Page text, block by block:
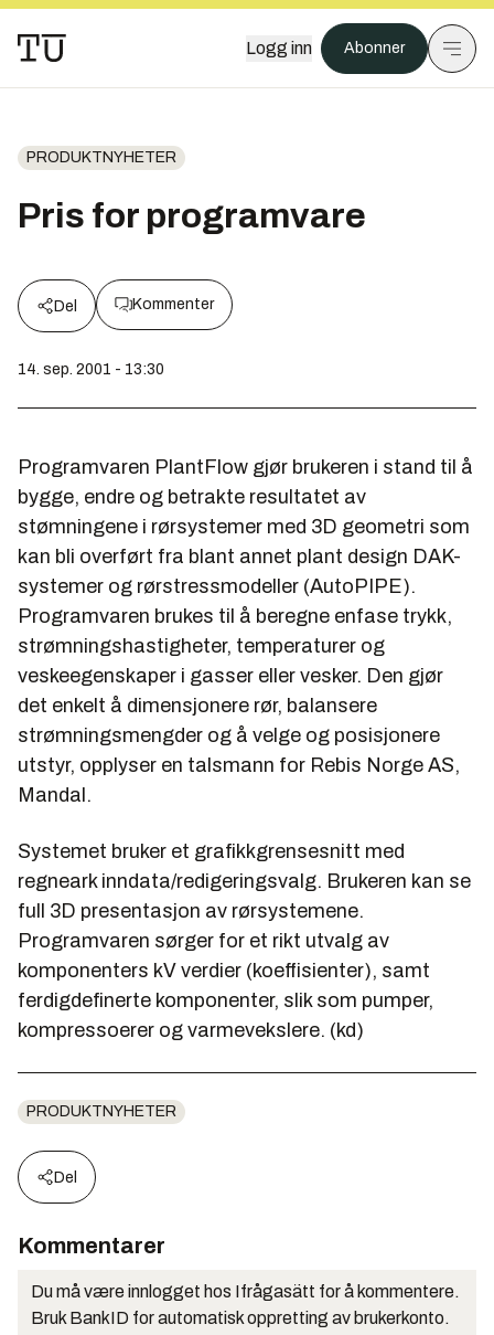
Logg inn Abonner
PRODUKTNYHETER
Pris for programvare
Del Kommenter
14. sep. 2001 - 13:30
Programvaren PlantFlow gjør brukeren i stand til å
bygge, endre og betrakte resultatet av
stømningene i rørsystemer med 3D geometri som
kan bli overført fra blant annet plant design DAK-
systemer og rørstressmodeller (AutoPIPE).
Programvaren brukes til å beregne enfase trykk,
strømningshastigheter, temperaturer og
veskeegenskaper i gasser eller vesker. Den gjør
det enkelt å dimensjonere rør, balansere
strømningsmengder og å velge og posisjonere
utstyr, opplyser en talsmann for Rebis Norge AS,
Mandal.
Systemet bruker et grafikkgrensesnitt med
regneark inndata/redigeringsvalg. Brukeren kan se
full 3D presentasjon av rørsystemene.
Programvaren sørger for et rikt utvalg av
komponenters kV verdier (koeffisienter), samt
ferdigdefinerte komponenter, slik som pumper,
kompressoerer og varmevekslere. (kd)
PRODUKTNYHETER
Del
Kommentarer
Du må være innlogget hos Ifrågasätt for å kommentere.
Bruk BankID for automatisk oppretting av brukerkonto.